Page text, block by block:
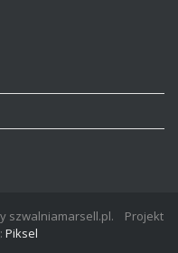
szwalniamarsell.pl. Projekt
Piksel